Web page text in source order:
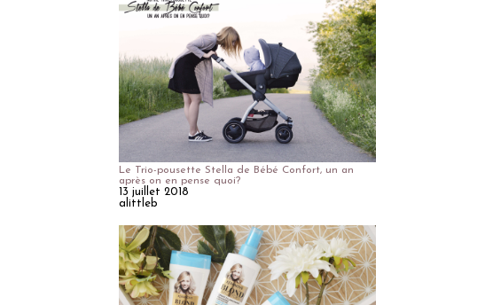
Le Trio-pousette Stella de Bébé Confort, un an
après on en pense quoi?
13 juillet 2018
alittleb